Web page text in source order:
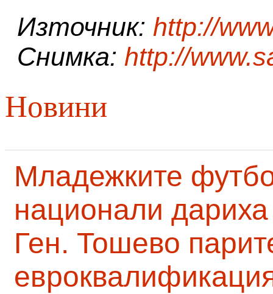
Източник: http://
Снимка: http://
Новини
Младежките
национали
Ген. Тошево